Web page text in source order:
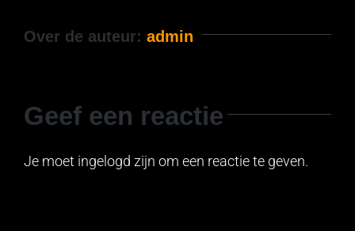
Over de auteur: admin
Geef een reactie
Je moet ingelogd zijn om een reactie te geven.